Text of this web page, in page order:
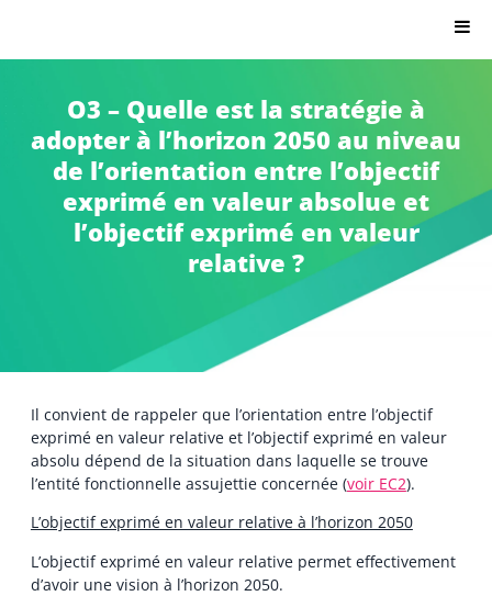
O3 – Quelle est la stratégie à
adopter à l’horizon 2050 au niveau
de l’orientation entre l’objectif
exprimé en valeur absolue et
l’objectif exprimé en valeur
relative ?
Il convient de rappeler que l’orientation entre l’objectif
exprimé en valeur relative et l’objectif exprimé en valeur
absolu dépend de la situation dans laquelle se trouve
l’entité fonctionnelle assujettie concernée (voir EC2).
L’objectif exprimé en valeur relative à l’horizon 2050
L’objectif exprimé en valeur relative permet effectivement
d’avoir une vision à l’horizon 2050.